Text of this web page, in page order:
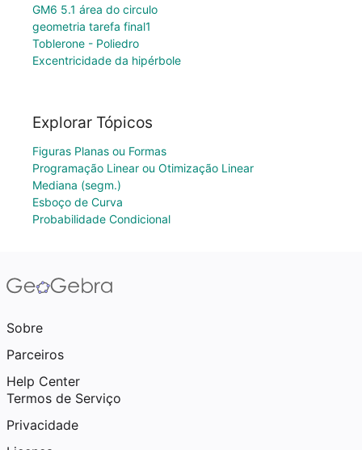
GM6 5.1 área do circulo
geometria tarefa final1
Toblerone - Poliedro
Excentricidade da hipérbole
Explorar Tópicos
Figuras Planas ou Formas
Programação Linear ou Otimização Linear
Mediana (segm.)
Esboço de Curva
Probabilidade Condicional
Sobre
Parceiros
Help Center
Termos de Serviço
Privacidade